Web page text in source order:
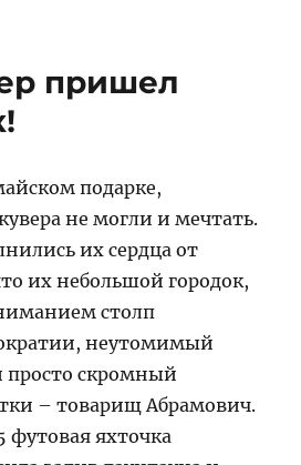
пришел
подарке,
не могли и мечтать.
их сердца от
их небольшой городок,
столп
неутомимый
скромный
– товарищ Абрамович.
футовая яхточка